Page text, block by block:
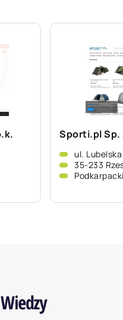
Sporti.pl Sp.
ul.
35-233